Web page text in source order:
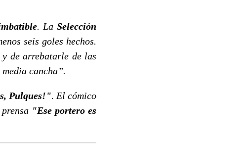
. LaSelección
seis goles hechos.
de arrebatarle de las
cancha”.
Pulques!". El cómico
"Ese portero es